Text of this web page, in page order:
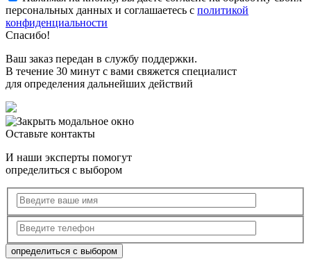
персональных данных и соглашаетесь с политикой
конфиденциальности
Спасибо!
Ваш заказ передан в службу поддержки.
В течение 30 минут с вами свяжется специалист
для определения дальнейших действий
Оставьте контакты
И наши эксперты помогут
определиться с выбором